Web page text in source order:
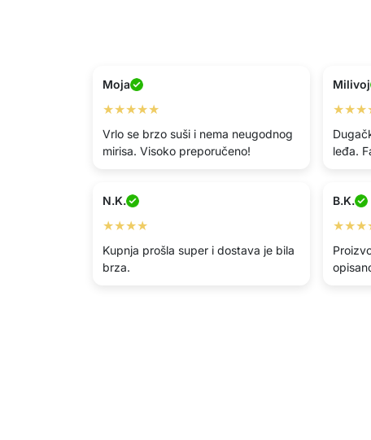
Moja
★★★★★
Vrlo se brzo suši i nema neugodnog
mirisa. Visoko preporučeno!
Milivoj
leđa.
N.K.
★★★★
Kupnja prošla super i dostava je bila
brza.
B.K.